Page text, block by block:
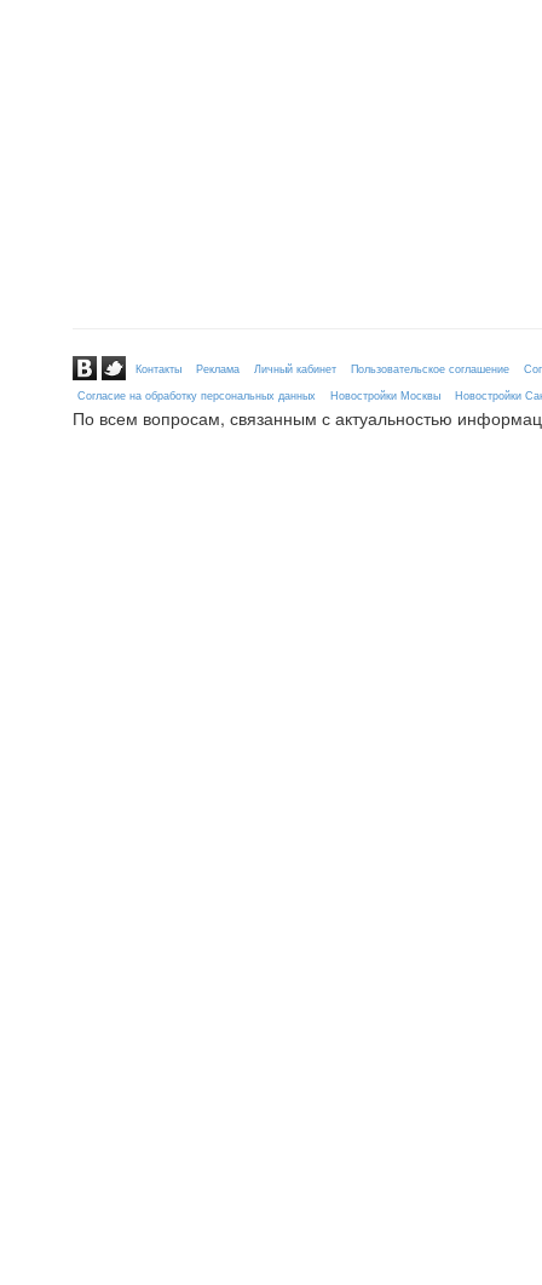
Контакты Реклама Личный кабинет Пользовательское соглашение
Согласие на обработку персональных данных
Новостройки Москвы Новостройки
По всем вопросам, связанным с актуальностью